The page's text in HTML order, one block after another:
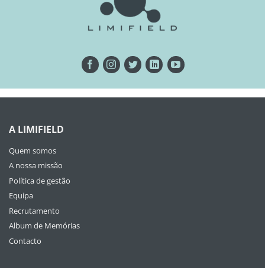
A LIMIFIELD
Quem somos
A nossa missão
Política de gestão
Equipa
Recrutamento
Album de Memórias
Contacto